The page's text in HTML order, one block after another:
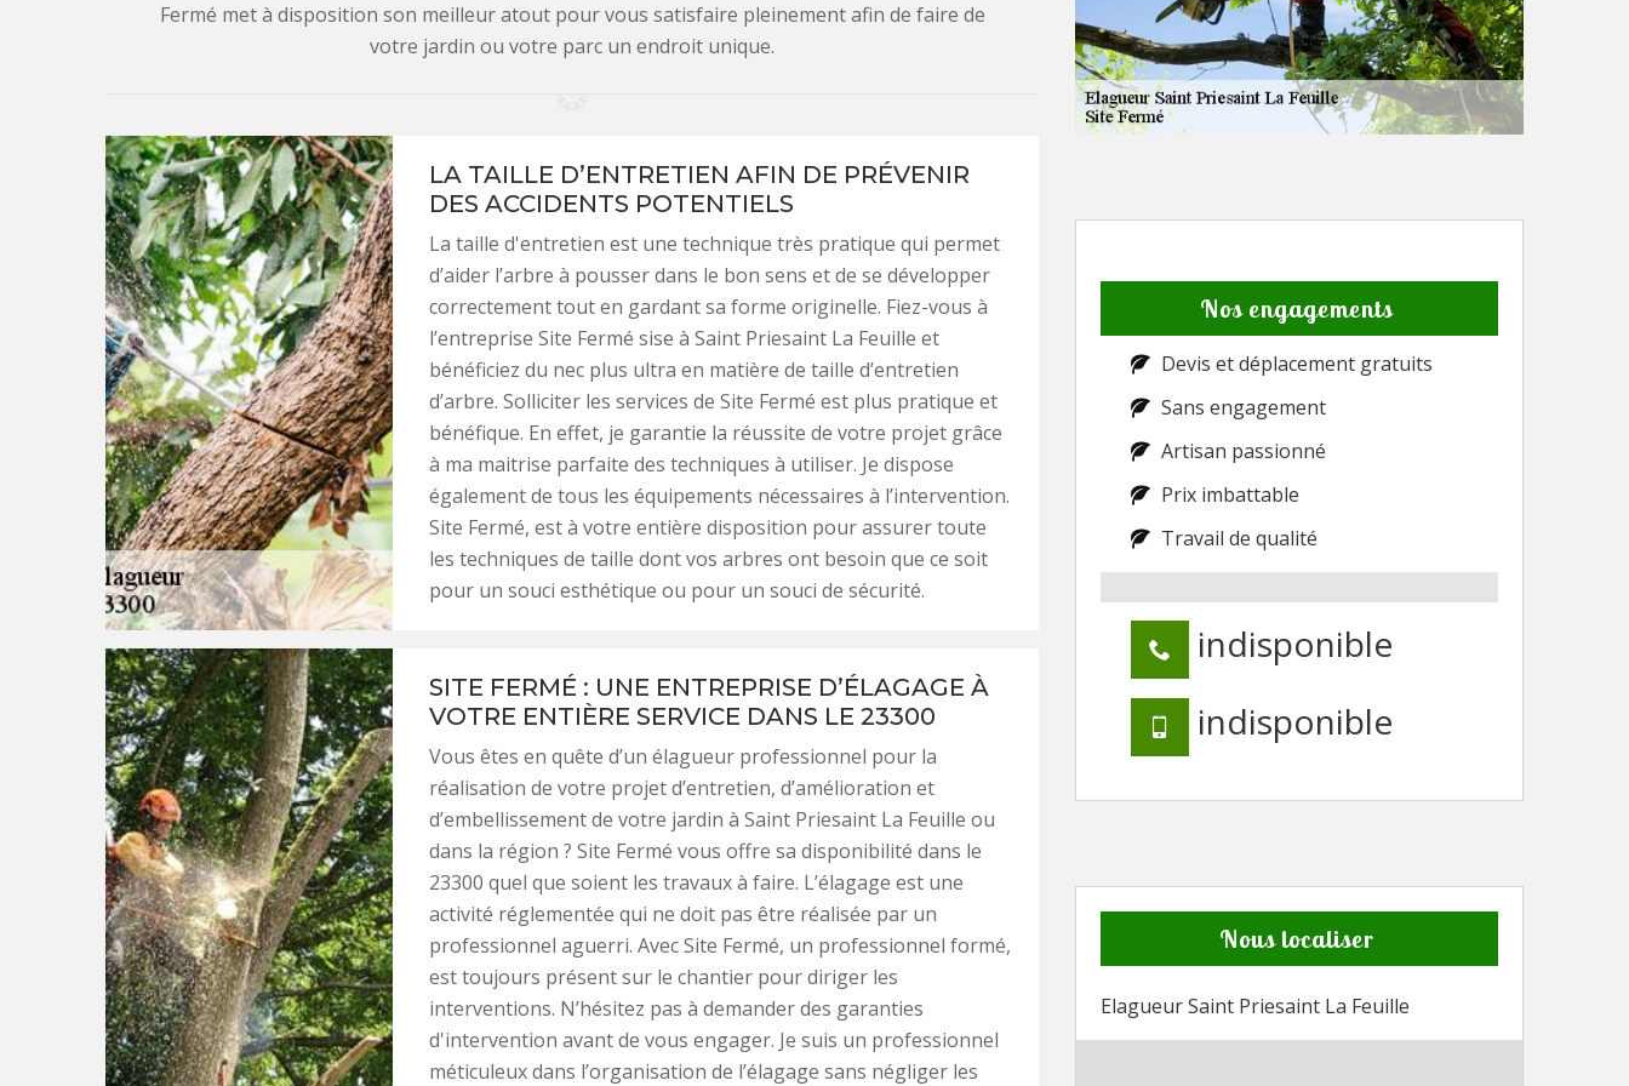
Fermé met à disposition son meilleur atout pour vous satisfaire pleinement afin de faire de
votre jardin ou votre parc un endroit unique.
LA TAILLE D’ENTRETIEN AFIN DE PRÉVENIR
DES ACCIDENTS POTENTIELS
La taille d'entretien est une technique très pratique qui permet
d’aider l’arbre à pousser dans le bon sens et de se développer
correctement tout en gardant sa forme originelle. Fiez-vous à
l’entreprise Site Fermé sise à Saint Priesaint La Feuille et
bénéficiez du nec plus ultra en matière de taille d’entretien
d’arbre. Solliciter les services de Site Fermé est plus pratique et
bénéfique. En effet, je garantie la réussite de votre projet grâce
à ma maitrise parfaite des techniques à utiliser. Je dispose
également de tous les équipements nécessaires à l’intervention.
Site Fermé, est à votre entière disposition pour assurer toute
les techniques de taille dont vos arbres ont besoin que ce soit
pour un souci esthétique ou pour un souci de sécurité.
SITE FERMÉ : UNE ENTREPRISE D’ÉLAGAGE À
VOTRE ENTIÈRE SERVICE DANS LE 23300
Vous êtes en quête d’un élagueur professionnel pour la
réalisation de votre projet d’entretien, d’amélioration et
d’embellissement de votre jardin à Saint Priesaint La Feuille ou
dans la région ? Site Fermé vous offre sa disponibilité dans le
23300 quel que soient les travaux à faire. L’élagage est une
activité réglementée qui ne doit pas être réalisée par un
professionnel aguerri. Avec Site Fermé, un professionnel formé,
est toujours présent sur le chantier pour diriger les
interventions. N’hésitez pas à demander des garanties
d'intervention avant de vous engager. Je suis un professionnel
méticuleux dans l’organisation de l’élagage sans négliger les
Nos engagements
Devis et déplacement gratuits
Sans engagement
Artisan passionné
Prix imbattable
Travail de qualité
indisponible
indisponible
Nous localiser
Elagueur Saint Priesaint La Feuille